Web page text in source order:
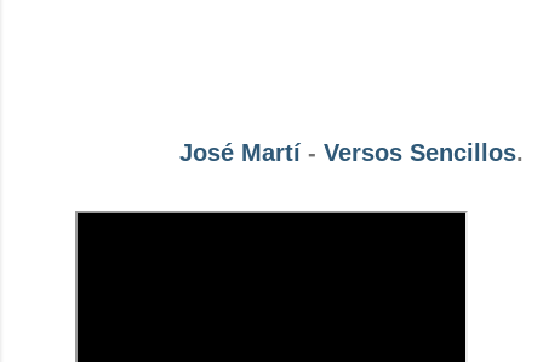
José Martí - Versos Sencillos.